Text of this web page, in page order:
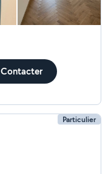
Contacter
Particulier